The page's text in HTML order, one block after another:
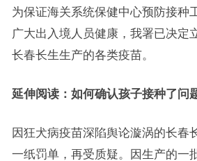
为保证海关系统保健中心预防接种
广大出入境人员健康，我署已决定
长春长生生产的各类疫苗。
延伸阅读：如何确认孩子接种了问
因狂犬病疫苗深陷舆论漩涡的长春
一纸罚单，再受质疑。因生产的一